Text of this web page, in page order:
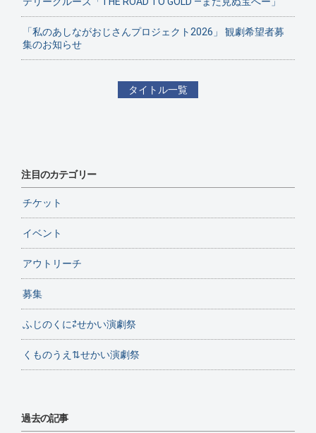
「私のあしながおじさんプロジェクト2026」 観劇希望者募
集のお知らせ
タイトル一覧
注目のカテゴリー
チケット
イベント
アウトリーチ
募集
ふじのくに⇄せかい演劇祭
くものうえ⇅せかい演劇祭
過去の記事